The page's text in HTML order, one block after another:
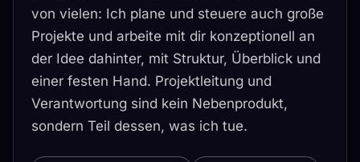
von vielen: Ich plane und steuere auch große
Projekte und arbeite mit dir konzeptionell an
der Idee dahinter, mit Struktur, Überblick und
einer festen Hand. Projektleitung und
Verantwortung sind kein Nebenprodukt,
sondern Teil dessen, was ich tue.